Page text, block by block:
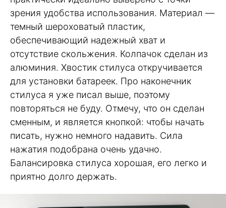
зрения удобства использования. Материал —
темный шероховатый пластик,
обеспечивающий надежный хват и
отсутствие скольжения. Колпачок сделан из
алюминия. Хвостик стилуса откручивается
для установки батареек. Про наконечник
стилуса я уже писал выше, поэтому
повторяться не буду. Отмечу, что он сделан
сменным, и является кнопкой: чтобы начать
писать, нужно немного надавить. Сила
нажатия подобрана очень удачно.
Балансировка стилуса хорошая, его легко и
приятно долго держать.